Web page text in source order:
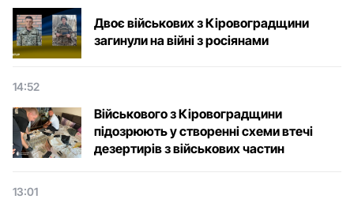
Двоє військових з Кіровоградщини
загинули на війні з росіянами
14:52
Військового з Кіровоградщини
підозрюють у створенні схеми втечі
дезертирів з військових частин
13:01